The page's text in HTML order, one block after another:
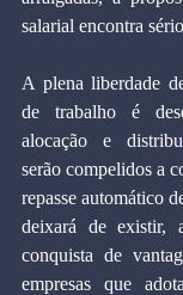
salarial encontra
A plena liberdade
de trabalho é
alocação e
serão compelidos a
repasse automático
deixará de existir,
conquista de
empresas que